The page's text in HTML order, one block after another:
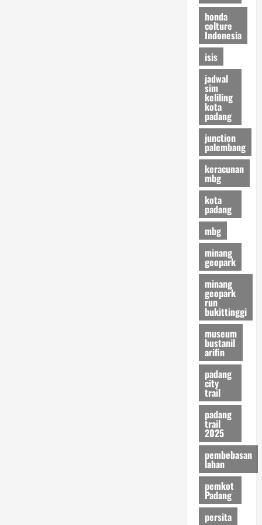
honda
colture
Indonesia
isis
jadwal
sim
keliling
kota
padang
junction
palembang
keracunan
mbg
kota
padang
mbg
minang
geopark
minang
geopark
run
bukittinggi
museum
bustanil
arifin
padang
city
trail
padang
trail
2025
pembebasan
lahan
pemkot
Padang
persita